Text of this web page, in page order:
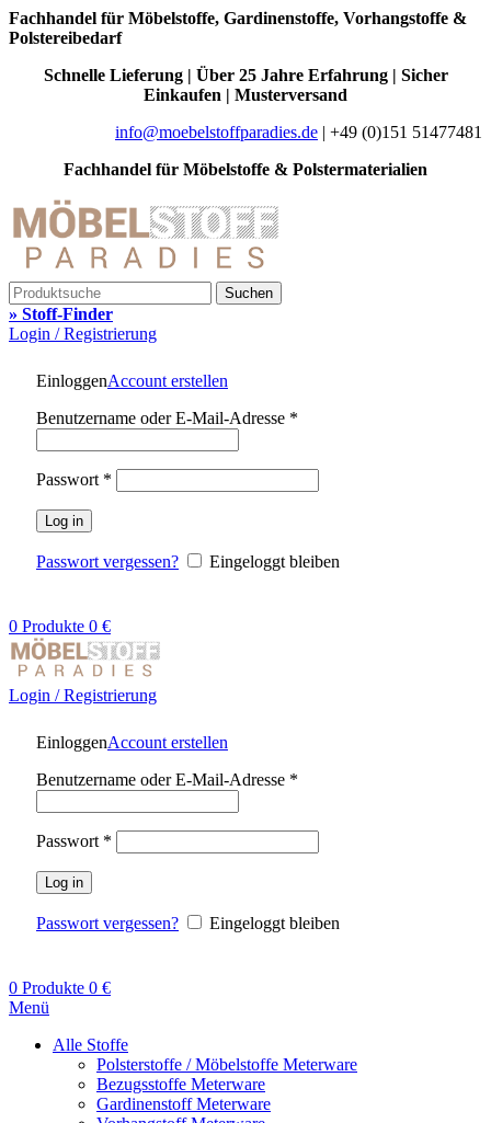
Fachhandel für Möbelstoffe, Gardinenstoffe, Vorhangstoffe &
Polstereibedarf
Schnelle Lieferung | Über 25 Jahre Erfahrung | Sicher
Einkaufen | Musterversand
info@moebelstoffparadies.de | +49 (0)151 51477481
Fachhandel für Möbelstoffe & Polstermaterialien
Suchen
» Stoff-Finder
Login / Registrierung
EinloggenAccount erstellen
Benutzername oder E-Mail-Adresse *
Passwort *
Log in
Passwort vergessen? Eingeloggt bleiben
0 Produkte 0 €
Login / Registrierung
EinloggenAccount erstellen
Benutzername oder E-Mail-Adresse *
Passwort *
Log in
Passwort vergessen? Eingeloggt bleiben
0 Produkte 0 €
Menü
Alle Stoffe
Polsterstoffe / Möbelstoffe Meterware
Bezugsstoffe Meterware
Gardinenstoff Meterware